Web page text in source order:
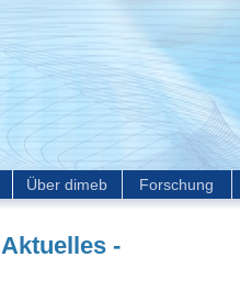
Über dimeb Forschung
Aktuelles -